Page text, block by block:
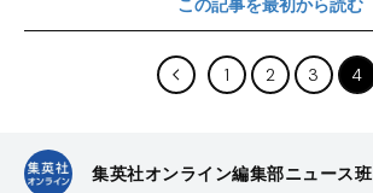
この記事を最初から読む
1 2 3 4
集英社オンライン編集部ニュース班